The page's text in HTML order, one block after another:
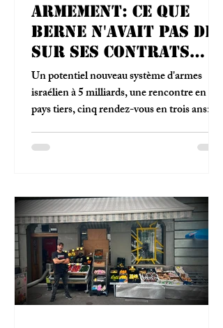
Armement: ce que
Berne n'avait pas dit
sur ses contrats
israéliens
Un potentiel nouveau système d'armes
israélien à 5 milliards, une rencontre en
pays tiers, cinq rendez-vous en trois ans: les
réponses d'armasuisse à L'Impertinent.